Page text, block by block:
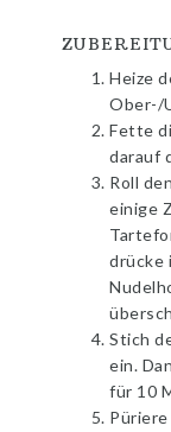
Heize
Ober-/
Fette
darauf
Roll
einige
drücke
Stich
ein.
für 10